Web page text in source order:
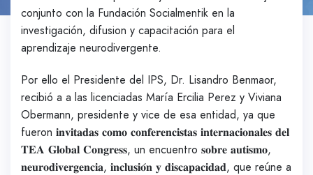
conjunto con la Fundación Socialmentik en la
investigación, difusion y capacitación para el
aprendizaje neurodivergente.
Por ello el Presidente del IPS, Dr. Lisandro Benmaor,
recibió a a las licenciadas María Ercilia Perez y Viviana
Obermann, presidente y vice de esa entidad, ya que
fueron 𝐢𝐧𝐯𝐢𝐭𝐚𝐝𝐚𝐬 𝐜𝐨𝐦𝐨 𝐜𝐨𝐧𝐟𝐞𝐫𝐞𝐧𝐜𝐢𝐬𝐭𝐚𝐬 𝐢𝐧𝐭𝐞𝐫𝐧𝐚𝐜𝐢𝐨𝐧𝐚𝐥𝐞𝐬 𝐝𝐞𝐥
𝐓𝐄𝐀 𝐆𝐥𝐨𝐛𝐚𝐥 𝐂𝐨𝐧𝐠𝐫𝐞𝐬𝐬, un encuentro 𝐬𝐨𝐛𝐫𝐞 𝐚𝐮𝐭𝐢𝐬𝐦𝐨,
𝐧𝐞𝐮𝐫𝐨𝐝𝐢𝐯𝐞𝐫𝐠𝐞𝐧𝐜𝐢𝐚, 𝐢𝐧𝐜𝐥𝐮𝐬𝐢𝐨́𝐧 𝐲 𝐝𝐢𝐬𝐜𝐚𝐩𝐚𝐜𝐢𝐝𝐚𝐝, que reúne a